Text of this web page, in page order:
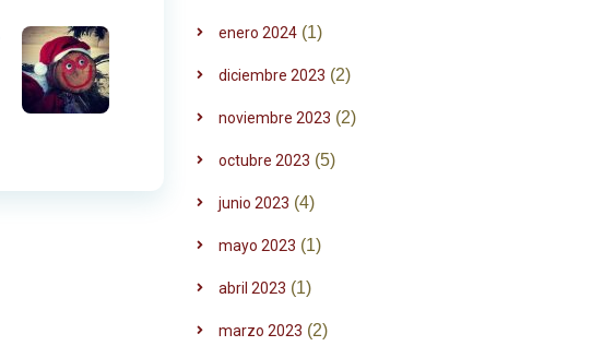
enero 2024 (1)
diciembre 2023 (2)
noviembre 2023 (2)
octubre 2023 (5)
junio 2023 (4)
mayo 2023 (1)
abril 2023 (1)
marzo 2023 (2)